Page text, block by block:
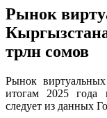
Рынок
трлн сомов
Рынок
итогам 2025 года
следует из данных